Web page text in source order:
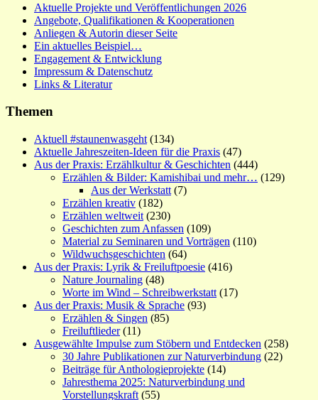
Aktuelle Projekte und Veröffentlichungen 2026
Angebote, Qualifikationen & Kooperationen
Anliegen & Autorin dieser Seite
Ein aktuelles Beispiel…
Engagement & Entwicklung
Impressum & Datenschutz
Links & Literatur
Themen
Aktuell #staunenwasgeht (134)
Aktuelle Jahreszeiten-Ideen für die Praxis (47)
Aus der Praxis: Erzählkultur & Geschichten (444)
Erzählen & Bilder: Kamishibai und mehr… (129)
Aus der Werkstatt (7)
Erzählen kreativ (182)
Erzählen weltweit (230)
Geschichten zum Anfassen (109)
Material zu Seminaren und Vorträgen (110)
Wildwuchsgeschichten (64)
Aus der Praxis: Lyrik & Freiluftpoesie (416)
Nature Journaling (48)
Worte im Wind – Schreibwerkstatt (17)
Aus der Praxis: Musik & Sprache (93)
Erzählen & Singen (85)
Freiluftlieder(11)
Ausgewählte Impulse zum Stöbern und Entdecken (258)
30 Jahre Publikationen zur Naturverbindung (22)
Beiträge für Anthologieprojekte (14)
Jahresthema 2025: Naturverbindung und
Vorstellungskraft (55)